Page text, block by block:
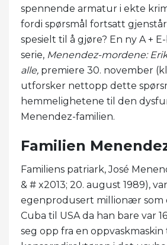
spennende armatur i ekte
fordi spørsmål fortsatt
spesielt til å gjøre? En ny A +
serie, Menendez-mordene:
alle, premiere 30. november
utforsker nettopp dette
hemmelighetene til den
Menendez-familien.
Familien
Familiens patriark, José
& # x2013; 20. august 1989),
egenprodusert millionær som
Cuba til USA da han bare var
seg opp fra en oppvaskmaskin